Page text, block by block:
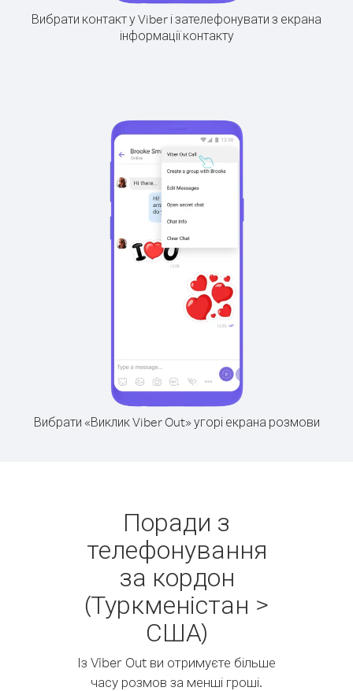
Вибрати контакт у Viber і зателефонувати з екрана
інформації контакту
Вибрати «Виклик Viber Out» угорі екрана розмови
Поради з
телефонування
за кордон
(Туркменістан >
США)
Із Viber Out ви отримуєте більше
часу розмов за менші гроші.